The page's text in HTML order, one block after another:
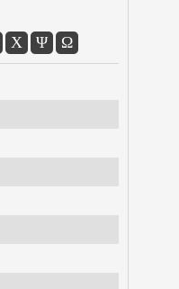
Χ Ψ Ω